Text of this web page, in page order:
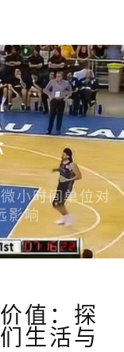
小时间单位对
影响
值：探
生活与